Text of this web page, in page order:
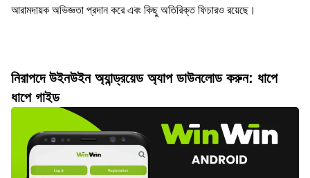
আরামদায়ক অভিজ্ঞতা প্রদান করে এবং কিছু অতিরিক্ত ফিচারও রয়েছে।
নিরাপদে উইনউইন অ্যান্ড্রয়েড অ্যাপ ডাউনলোড করুন: ধাপে
ধাপে গাইড